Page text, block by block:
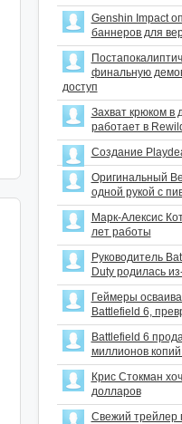
Genshin Impact
баннеров для
финальную
доступ
Захват крюком в
работает в
Создание
Оригинальный
одной рукой с
Марк-Алексис
лет работы
Руководитель
Duty родилась
Геймеры
Battlefield 6,
Battlefield 6
миллионов
Крис Стокман
долларов
Свежий трейлер